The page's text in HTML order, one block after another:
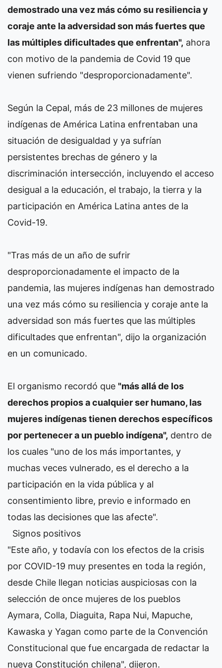
demostrado una vez más cómo su resiliencia y
coraje ante la adversidad son más fuertes que
las múltiples dificultades que enfrentan", ahora
con motivo de la pandemia de Covid 19 que
vienen sufriendo "desproporcionadamente".
Según la Cepal, más de 23 millones de mujeres
indígenas de América Latina enfrentaban una
situación de desigualdad y ya sufrían
persistentes brechas de género y la
discriminación intersección, incluyendo el acceso
desigual a la educación, el trabajo, la tierra y la
participación en América Latina antes de la
Covid-19.
"Tras más de un año de sufrir
desproporcionadamente el impacto de la
pandemia, las mujeres indígenas han demostrado
una vez más cómo su resiliencia y coraje ante la
adversidad son más fuertes que las múltiples
dificultades que enfrentan", dijo la organización
en un comunicado.
El organismo recordó que "más allá de los
derechos propios a cualquier ser humano, las
mujeres indígenas tienen derechos específicos
por pertenecer a un pueblo indígena", dentro de
los cuales "uno de los más importantes, y
muchas veces vulnerado, es el derecho a la
participación en la vida pública y al
consentimiento libre, previo e informado en
todas las decisiones que las afecte".
Signos positivos
"Este año, y todavía con los efectos de la crisis
por COVID-19 muy presentes en toda la región,
desde Chile llegan noticias auspiciosas con la
selección de once mujeres de los pueblos
Aymara, Colla, Diaguita, Rapa Nui, Mapuche,
Kawaska y Yagan como parte de la Convención
Constitucional que fue encargada de redactar la
nueva Constitución chilena", dijeron.